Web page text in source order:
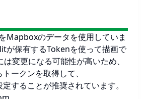
Mapboxのデータを使用していま
が保有するTokenを使って描画で
変更になる可能性が高いため、
ークンを取得して、
することが推奨されています。